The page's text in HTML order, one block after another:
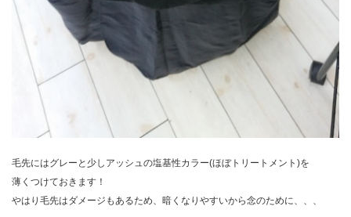
毛先にはグレーと少しアッシュの塩基性カラー(ほぼトリートメント)を
薄くつけておきます！
やはり毛先はダメージもあるため、暗くなりやすいから念のために、、、